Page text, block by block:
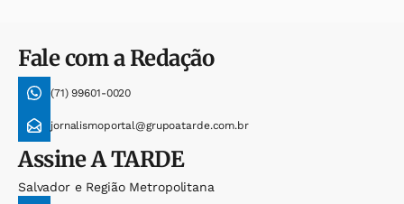
Fale com a Redação
(71) 99601-0020
jornalismoportal@grupoatarde.com.br
AssineA TARDE
Salvador e Região Metropolitana